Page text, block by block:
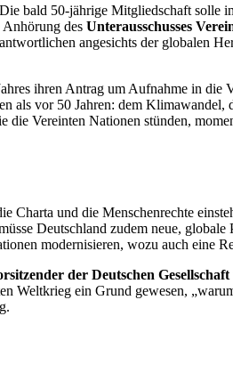
bald 50-jährige Mitgliedschaft solle
des Unterausschusses
angesichts der globalen
ihren Antrag um Aufnahme in die
als vor 50 Jahren: dem Klimawandel,
Vereinten Nationen stünden,
und die Menschenrechte
Deutschland zudem neue,
modernisieren, wozu auch eine
der Deutschen
ein Grund gewesen,